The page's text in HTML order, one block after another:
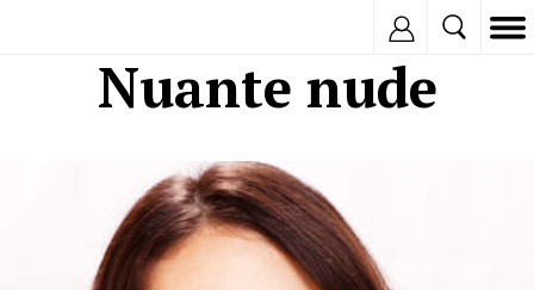
Nuante nude